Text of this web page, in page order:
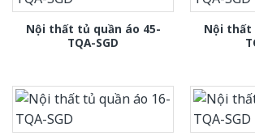
Nội thất tủ quần áo 45-
TQA-SGD
Nội thất